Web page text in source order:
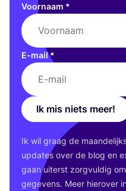
Voornaam *
E-mail*
Ik mis niets meer!
Ik wil graag de
upda­tes over de blog en
gaan uiterst zorg­vul­dig
gege­vens. Meer hier­over